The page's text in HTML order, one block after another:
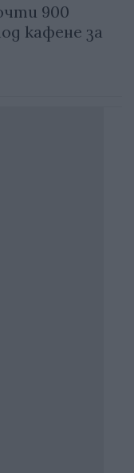
900
кафене за